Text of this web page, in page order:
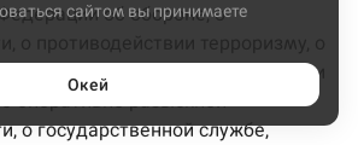
об обороне, о
о противодействии терроризму, о
безопасности, о противодействии
оперативно-разыскной
о государственной службе,
сайтом вы принимаете
Окей